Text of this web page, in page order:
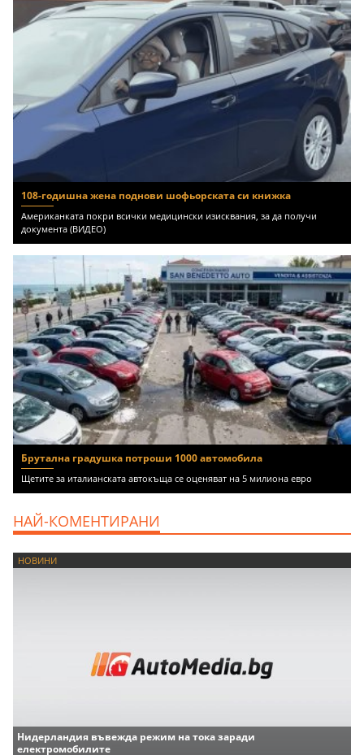
108-годишна жена поднови шофьорската си книжка
Американката покри всички медицински изисквания, за да получи
документа (ВИДЕО)
Брутална градушка потроши 1000 автомобила
Щетите за италианската автокъща се оценяват на 5 милиона евро
НАЙ-КОМЕНТИРАНИ
НОВИНИ
Нидерландия въвежда режим на тока заради
електромобилите